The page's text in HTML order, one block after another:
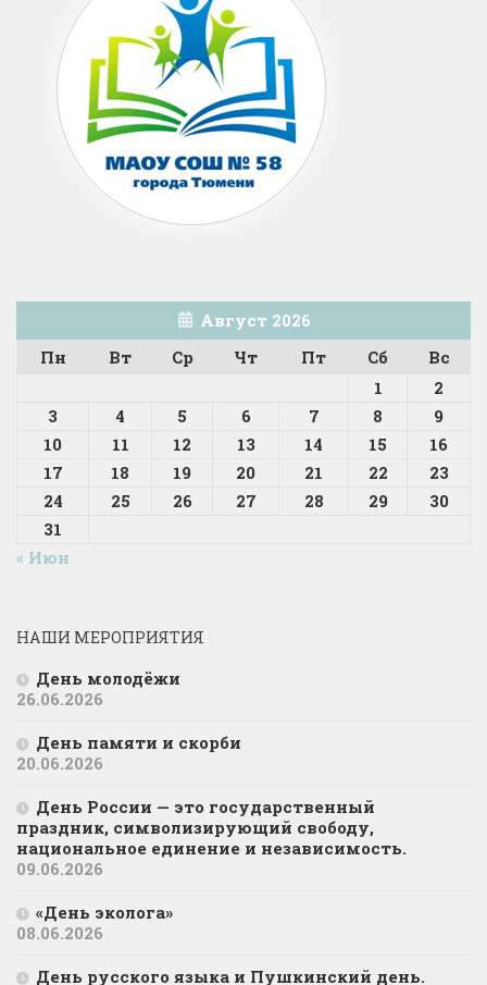
Август 2026
Пн
Вт Ср Чт Пт Сб
Вс
1
2
3
4 5 6 7 8
9
10
11 12 13 14 15
16
17
18 19 20 21 22
23
24
25 26 27 28 29
30
31
« Июн
НАШИ МЕРОПРИЯТИЯ
День молодёжи
26.06.2026
День памяти и скорби
20.06.2026
День России — это государственный
праздник, символизирующий свободу,
национальное единение и независимость.
09.06.2026
«День эколога»
08.06.2026
День русского языка и Пушкинский день.